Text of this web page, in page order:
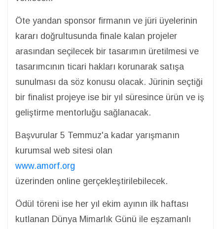
Öte yandan sponsor firmanın ve jüri üyelerinin
kararı doğrultusunda finale kalan projeler
arasından seçilecek bir tasarımın üretilmesi ve
tasarımcının ticari hakları korunarak satışa
sunulması da söz konusu olacak. Jürinin seçtiği
bir finalist projeye ise bir yıl süresince ürün ve iş
geliştirme mentorluğu sağlanacak.
Başvurular 5 Temmuz'a kadar yarışmanın
kurumsal web sitesi olan
www.amorf.org
üzerinden online gerçekleştirilebilecek.
Ödül töreni ise her yıl ekim ayının ilk haftası
kutlanan Dünya Mimarlık Günü ile eşzamanlı